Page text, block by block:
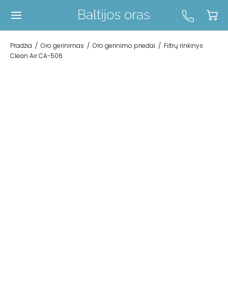
Pradžia / Oro gerinimas / Oro gerinimo priedai / Filtrų rinkinys
Clean Air CA-506